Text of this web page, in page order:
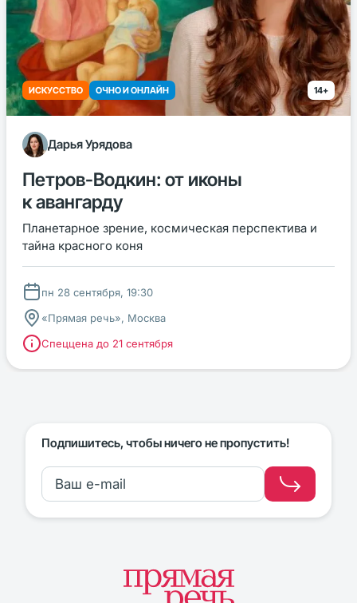
ИСКУССТВО ОЧНО И ОНЛАЙН 14+
Дарья Урядова
Петров-Водкин: от иконы
к авангарду
Планетарное зрение, космическая перспектива и
тайна красного коня
пн 28 сентября, 19:30
«Прямая речь», Москва
Спеццена до 21 сентября
Подпишитесь, чтобы ничего не пропустить!